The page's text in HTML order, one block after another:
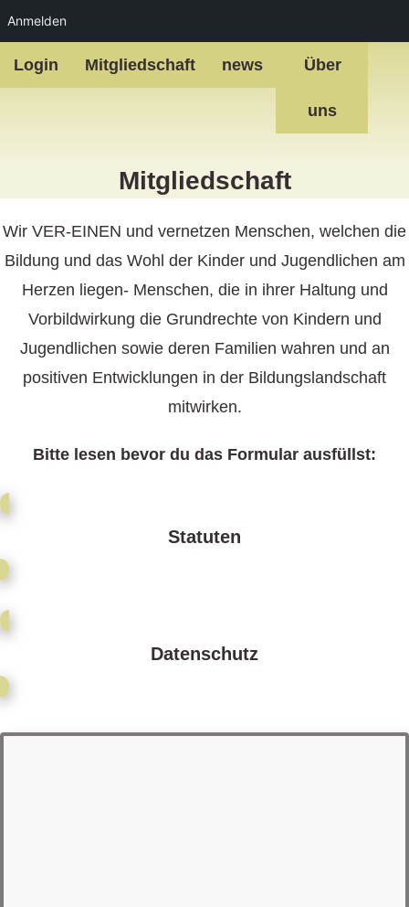
Anmelden
Inhalt
Login Mitgliedschaft news Über
uns
Mitgliedschaft
Wir VER-EINEN und vernetzen Menschen, welchen die
Bildung und das Wohl der Kinder und Jugendlichen am
Herzen liegen- Menschen, die in ihrer Haltung und
Vorbildwirkung die Grundrechte von Kindern und
Jugendlichen sowie deren Familien wahren und an
positiven Entwicklungen in der Bildungslandschaft
mitwirken.
Bitte lesen bevor du das Formular ausfüllst:
Statuten
Datenschutz